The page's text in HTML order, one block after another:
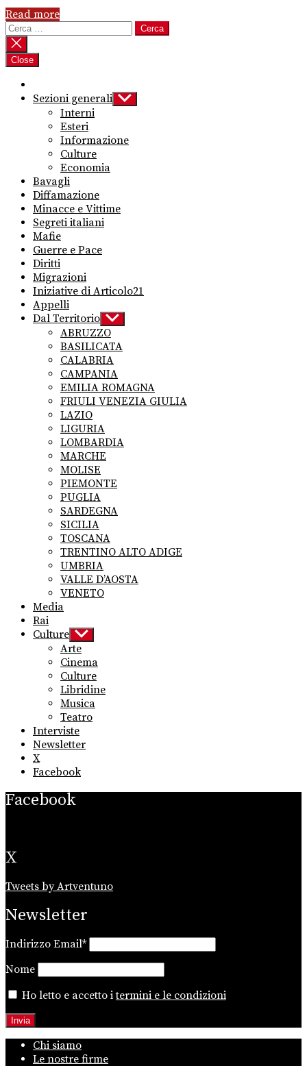
Read more
Ricerca
per:
Close
Sezioni generali Show
sub
Interni
Esteri
Informazione
Culture
Economia
Bavagli
Diffamazione
Minacce e Vittime
Segreti italiani
Mafie
Guerre e Pace
Diritti
Migrazioni
Iniziative di Articolo21
Appelli
Dal Territorio Show
sub
menu
ABRUZZO
BASILICATA
CALABRIA
CAMPANIA
EMILIA ROMAGNA
FRIULI VENEZIA GIULIA
LAZIO
LIGURIA
LOMBARDIA
MARCHE
MOLISE
PIEMONTE
PUGLIA
SARDEGNA
SICILIA
TOSCANA
TRENTINO ALTO ADIGE
UMBRIA
VALLE D’AOSTA
VENETO
Media
Rai
Culture Show
sub
menu
Arte
Cinema
Culture
Libridine
Musica
Teatro
Interviste
Newsletter
X
Facebook
Facebook
X
Tweets by Artventuno
Newsletter
Indirizzo Email*
Nome
Ho letto e accetto itermini e le condizioni
Chi siamo
Le nostre firme